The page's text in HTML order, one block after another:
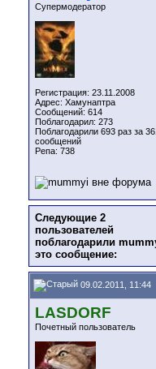
Супермодератор
Регистрация: 23.11.2008
Адрес: Хамунаптра
Сообщений: 614
Поблагодарил: 273
Поблагодарили 693 раз за
сообщений
Репа: 738
Следующие 2
пользователей
поблагодарили
это сообщение:
09.02.2011, 11:44
LASDORF
Почетный пользователь